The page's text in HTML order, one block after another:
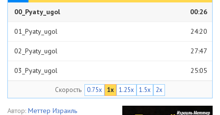
00_Pyaty_ugol 00:26
01_Pyaty_ugol 24:20
02_Pyaty_ugol 27:47
03_Pyaty_ugol 25:05
04_Pyaty_ugol
05_Pyaty_ugol 29:58
Скорость 0.75x 1x 1.25x 1.5x 2x
Автор: Меттер Израиль